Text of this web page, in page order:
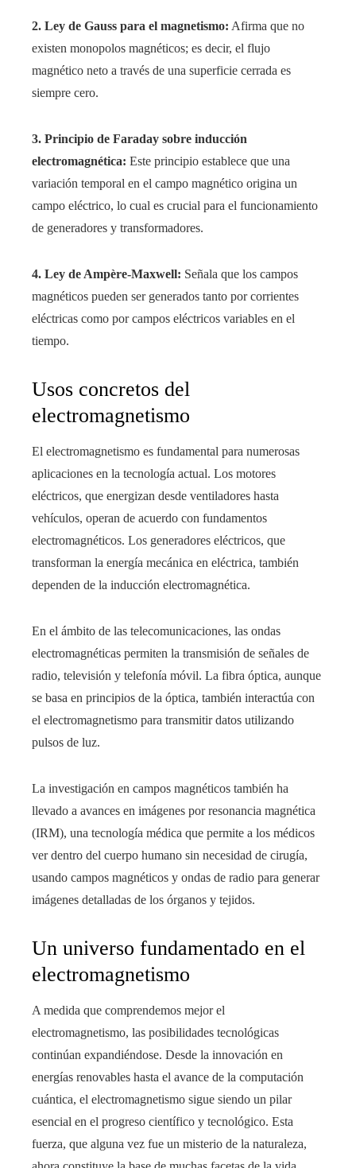
2. Ley de Gauss para el magnetismo: Afirma que no
existen monopolos magnéticos; es decir, el flujo
magnético neto a través de una superficie cerrada es
siempre cero.
3. Principio de Faraday sobre inducción
electromagnética: Este principio establece que una
variación temporal en el campo magnético origina un
campo eléctrico, lo cual es crucial para el funcionamiento
de generadores y transformadores.
4. Ley de Ampère-Maxwell: Señala que los campos
magnéticos pueden ser generados tanto por corrientes
eléctricas como por campos eléctricos variables en el
tiempo.
Usos concretos del
electromagnetismo
El electromagnetismo es fundamental para numerosas
aplicaciones en la tecnología actual. Los motores
eléctricos, que energizan desde ventiladores hasta
vehículos, operan de acuerdo con fundamentos
electromagnéticos. Los generadores eléctricos, que
transforman la energía mecánica en eléctrica, también
dependen de la inducción electromagnética.
En el ámbito de las telecomunicaciones, las ondas
electromagnéticas permiten la transmisión de señales de
radio, televisión y telefonía móvil. La fibra óptica, aunque
se basa en principios de la óptica, también interactúa con
el electromagnetismo para transmitir datos utilizando
pulsos de luz.
La investigación en campos magnéticos también ha
llevado a avances en imágenes por resonancia magnética
(IRM), una tecnología médica que permite a los médicos
ver dentro del cuerpo humano sin necesidad de cirugía,
usando campos magnéticos y ondas de radio para generar
imágenes detalladas de los órganos y tejidos.
Un universo fundamentado en el
electromagnetismo
A medida que comprendemos mejor el
electromagnetismo, las posibilidades tecnológicas
continúan expandiéndose. Desde la innovación en
energías renovables hasta el avance de la computación
cuántica, el electromagnetismo sigue siendo un pilar
esencial en el progreso científico y tecnológico. Esta
fuerza, que alguna vez fue un misterio de la naturaleza,